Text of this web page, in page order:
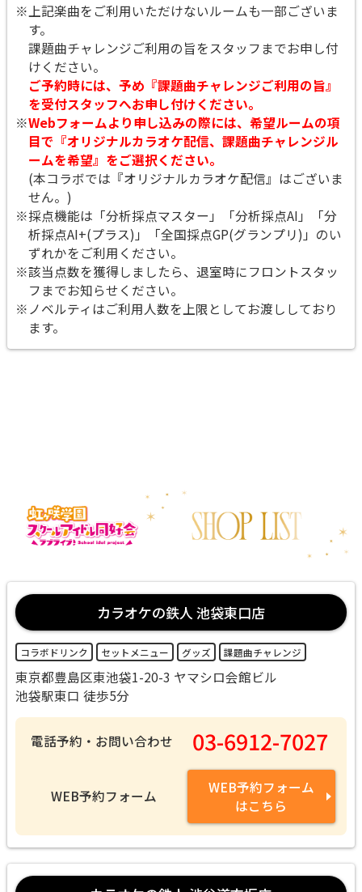
※上記楽曲をご利用いただけないルームも一部ございま
す。
課題曲チャレンジご利用の旨をスタッフまでお申し付
けください。
ご予約時には、予め『課題曲チャレンジご利用の旨』
を受付スタッフへお申し付けください。
※Webフォームより申し込みの際には、希望ルームの項
目で『オリジナルカラオケ配信、課題曲チャレンジル
ームを希望』をご選択ください。
(本コラボでは『オリジナルカラオケ配信』はございま
せん。)
※採点機能は「分析採点マスター」「分析採点AI」「分
析採点AI+(プラス)」「全国採点GP(グランプリ)」のい
ずれかをご利用ください。
※該当点数を獲得しましたら、退室時にフロントスタッ
フまでお知らせください。
※ノベルティはご利用人数を上限としてお渡ししており
ます。
カラオケの鉄人 池袋東口店
コラボドリンク セットメニュー グッズ 課題曲チャレンジ
東京都豊島区東池袋1-20-3 ヤマシロ会館ビル
池袋駅東口 徒歩5分
電話予約・お問い合わせ 03-6912-7027
WEB予約フォーム
WEB予約フォーム
はこちら